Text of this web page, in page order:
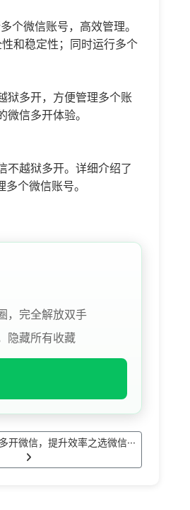
个微信账号，高效管理。
和稳定性；同时运行多个
狱多开，方便管理多个账
信多开体验。
不越狱多开。详细介绍了
个微信账号。
，完全解放双手
隐藏所有收藏
开微信，提升效率之选​​微信···